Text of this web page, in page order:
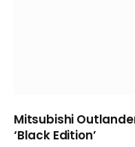
Mitsubishi
‘Black Edition’